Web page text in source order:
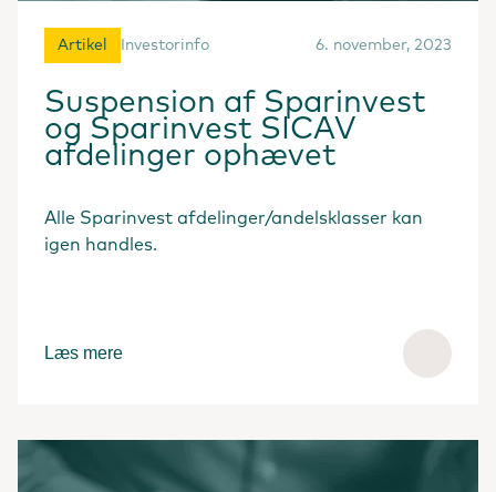
Artikel Investorinfo 6. november, 2023
Suspension af Sparinvest
og Sparinvest SICAV
afdelinger ophævet
Alle Sparinvest afdelinger/andelsklasser kan
igen handles.
Læs mere